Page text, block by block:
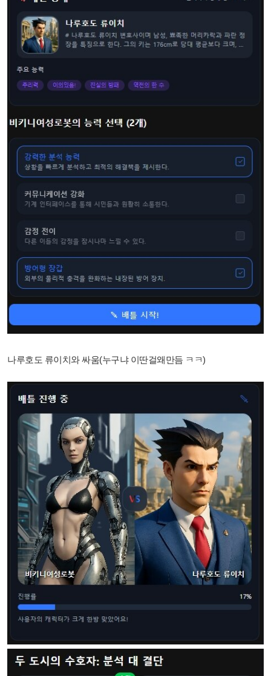
나루호도 류이치와 싸움(누구냐 이딴걸왜만듬 ㅋㅋ)